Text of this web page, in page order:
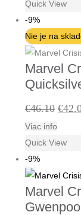
bola:
Quick View
-9%
Nie je na
Marvel
€46.10
bola:
€
Viac info
Quick View
-9%
Marvel